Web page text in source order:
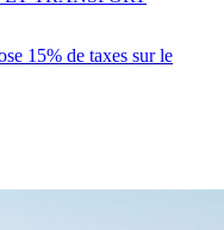
15% de taxes sur le